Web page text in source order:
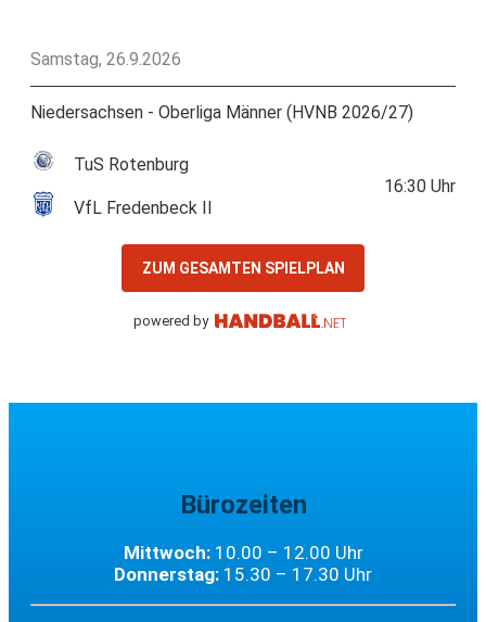
Samstag, 26.9.2026
Niedersachsen - Oberliga Männer (HVNB 2026/27)
TuS Rotenburg
VfL Fredenbeck II
16:30 Uhr
ZUM GESAMTEN SPIELPLAN
powered by
Bürozeiten
Mittwoch:10.00 – 12.00 Uhr
Donnerstag: 15.30 – 17.30 Uhr